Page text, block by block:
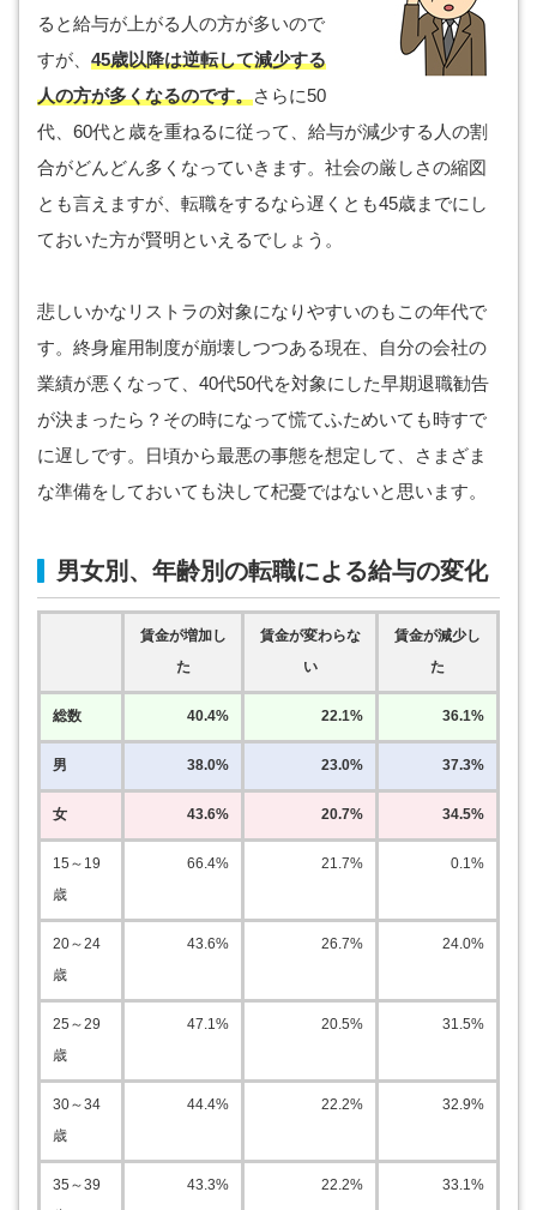
ると給与が上がる人の方が多いので
すが、 45歳以降は逆転して減少する
人の方が多くなるのです。さらに50
代、60代と歳を重ねるに従って、給与が減少する人の割
合がどんどん多くなっていきます。社会の厳しさの縮図
とも言えますが、転職をするなら遅くとも45歳までにし
ておいた方が賢明といえるでしょう。
悲しいかなリストラの対象になりやすいのもこの年代で
す。終身雇用制度が崩壊しつつある現在、自分の会社の
業績が悪くなって、40代50代を対象にした早期退職勧告
が決まったら？その時になって慌てふためいても時すで
に遅しです。日頃から最悪の事態を想定して、さまざま
な準備をしておいても決して杞憂ではないと思います。
男女別、年齢別の転職による給与の変化
賃金が増加し
た
賃金が変わらな
い
賃金が減少し
た
総数 40.4% 22.1% 36.1%
男 38.0% 23.0% 37.3%
女 43.6% 20.7% 34.5%
15～19
歳
66.4% 21.7% 0.1%
20～24
歳
43.6% 26.7% 24.0%
25～29
歳
47.1% 20.5% 31.5%
30～34
歳
44.4% 22.2% 32.9%
35～39
43.3% 22.2% 33.1%